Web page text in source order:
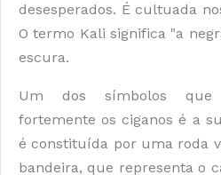
desesperados. É cultuada
O termo Kali significa "a
escura.
Um dos símbolos que
fortemente os ciganos é a
é constituída por uma roda
bandeira, que representa o